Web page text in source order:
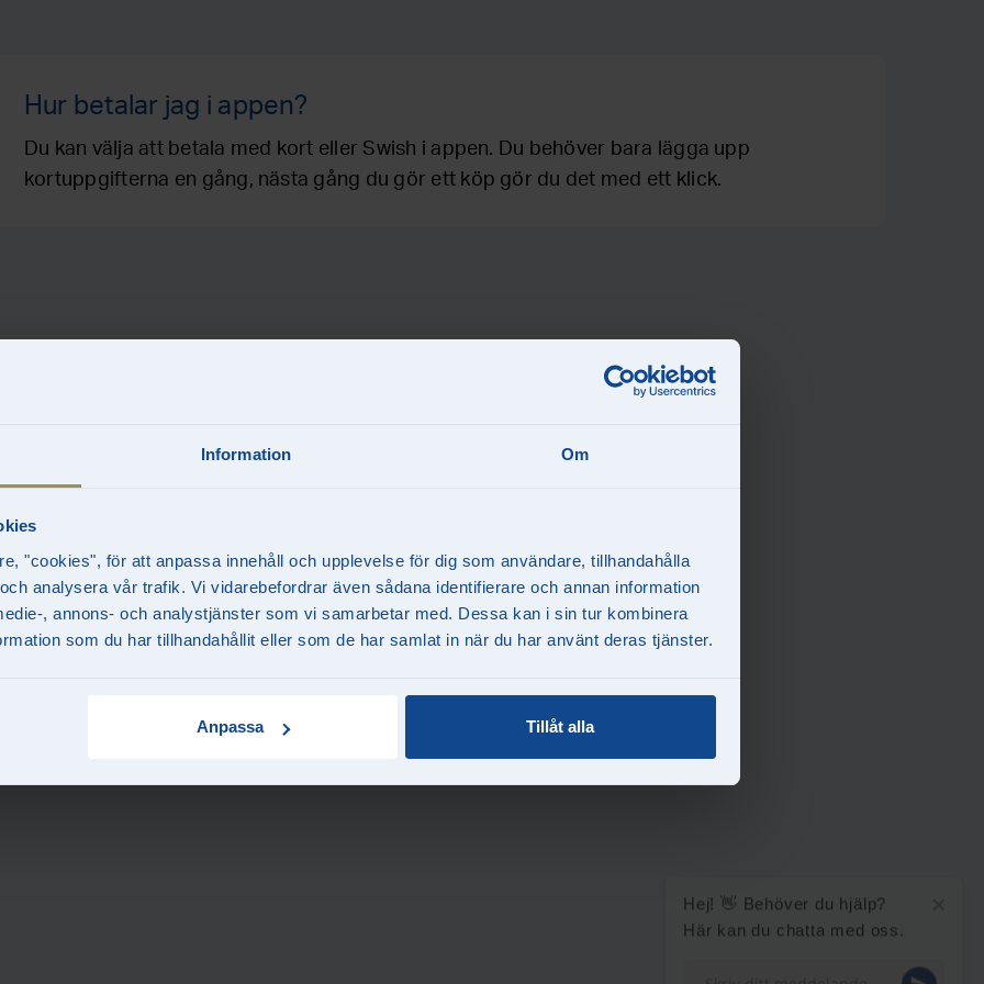
Information Om
"cookies", för att anpassa innehåll och upplevelse för dig som användare, tillhandahålla
analysera vår trafik. Vi vidarebefordrar även sådana identifierare och annan information
, annons- och analystjänster som vi samarbetar med. Dessa kan i sin tur kombinera
som du har tillhandahållit eller som de har samlat in när du har använt deras tjänster.
Anpassa Tillåt alla
Hur betalar jag i appen?
Du kan välja att betala med kort eller Swish i appen. Du behöver bara lägga upp
kortuppgifterna en gång, nästa gång du gör ett köp gör du det med ett klick.
Hej! 👋 Behöver du hjälp?
Här kan du chatta med oss.